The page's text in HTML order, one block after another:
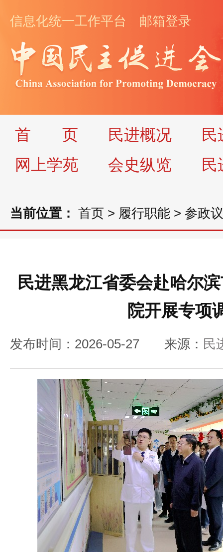
信息化统一工作平台 邮箱登录
首 页 民进概况
民
网上学苑
会史纵览 民
当前位置： 首页 > 履行职能 > 参政
民进黑龙江省委会赴哈尔
院开展专项
发布时间：2026-05-27 来源： 民